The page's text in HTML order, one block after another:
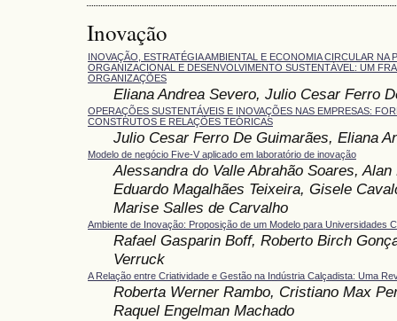
Inovação
INOVAÇÃO, ESTRATÉGIA AMBIENTAL E ECONOMIA CIRCULAR NA
ORGANIZACIONAL E DESENVOLVIMENTO SUSTENTÁVEL: UM
ORGANIZAÇÕES
Eliana Andrea Severo, Julio Cesar Ferro
OPERAÇÕES SUSTENTÁVEIS E INOVAÇÕES NAS EMPRESAS:
CONSTRUTOS E RELAÇÕES TEÓRICAS
Julio Cesar Ferro De Guimarães, Eliana
Modelo de negócio Five-V aplicado em laboratório de inovação
Alessandra do Valle Abrahão Soares,
Eduardo Magalhães Teixeira, Gisele
Marise Salles de Carvalho
Ambiente de Inovação: Proposição de um Modelo para Universidades
Rafael Gasparin Boff, Roberto Birch
Verruck
A Relação entre Criatividade e Gestão na Indústria Calçadista: Uma
Roberta Werner Rambo, Cristiano Max
Raquel Engelman Machado